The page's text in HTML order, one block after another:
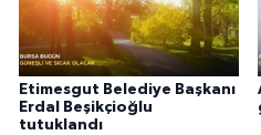
Etimesgut Belediye Başkanı
Erdal Beşikçioğlu
tutuklandı